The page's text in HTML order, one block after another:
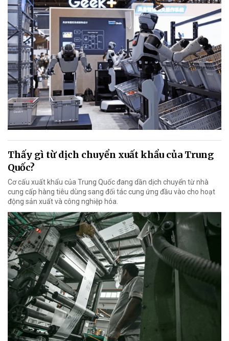
Thấy gì từ dịch chuyển xuất khẩu của Trung
Quốc?
Cơ cấu xuất khẩu của Trung Quốc đang dần dịch chuyển từ nhà
cung cấp hàng tiêu dùng sang đối tác cung ứng đầu vào cho hoạt
động sản xuất và công nghiệp hóa.